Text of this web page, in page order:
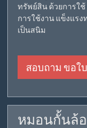
ทรัพย์สิน ด้วยการใ
การใช้งาน แข็งแร
เป็นสนิม
สอบถาม ขอใ
หมอนกั้นล้